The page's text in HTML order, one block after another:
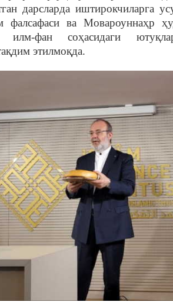
дарсларда иштирокчиларга
фалсафаси ва Мовароуннаҳр
илм-фан соҳасидаги
этилмоқда.